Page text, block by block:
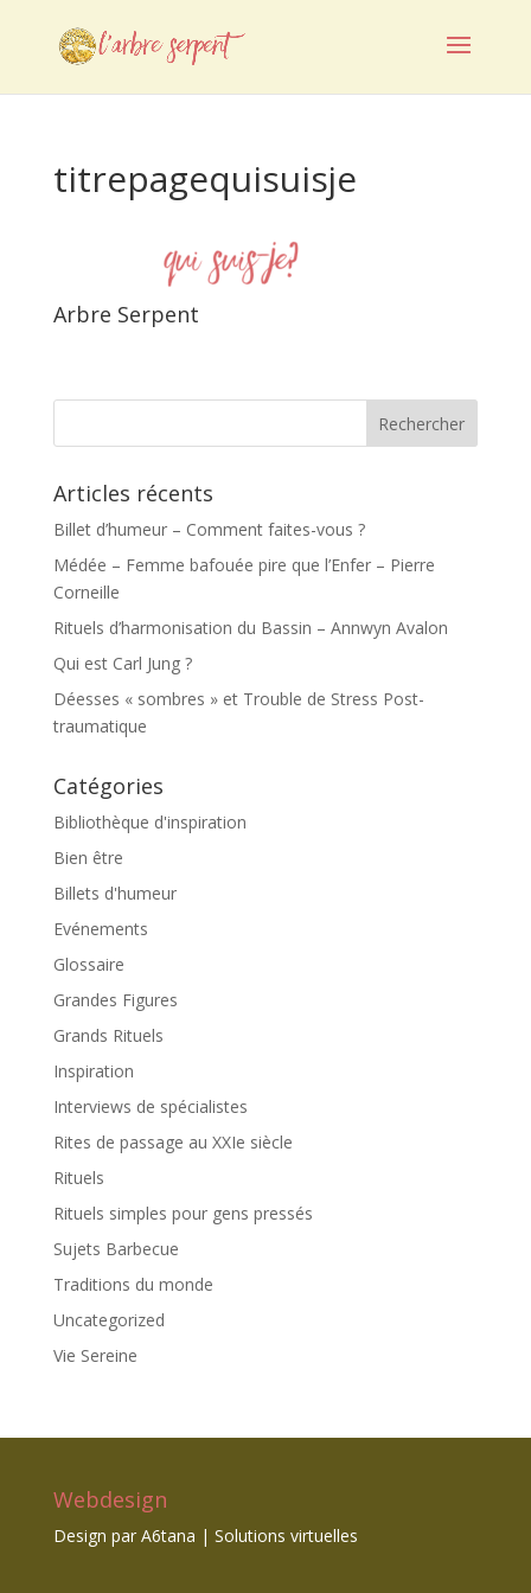
titrepagequisuisje
Arbre Serpent
Articles récents
Billet d’humeur – Comment faites-vous ?
Médée – Femme bafouée pire que l’Enfer – Pierre
Corneille
Rituels d’harmonisation du Bassin – Annwyn Avalon
Qui est Carl Jung ?
Déesses « sombres » et Trouble de Stress Post-
traumatique
Catégories
Bibliothèque d'inspiration
Bien être
Billets d'humeur
Evénements
Glossaire
Grandes Figures
Grands Rituels
Inspiration
Interviews de spécialistes
Rites de passage au XXIe siècle
Rituels
Rituels simples pour gens pressés
Sujets Barbecue
Traditions du monde
Uncategorized
Vie Sereine
Webdesign
Design par A6tana | Solutions virtuelles